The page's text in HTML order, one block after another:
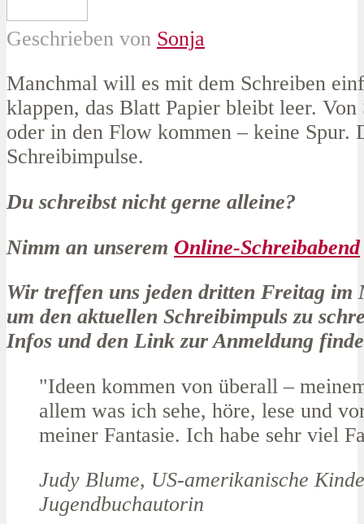
Geschrieben von Sonja
Manchmal will es mit dem Schreiben
klappen, das Blatt Papier bleibt leer. Von
oder in den Flow kommen – keine Spur.
Schreibimpulse.
Du schreibst nicht gerne alleine?
Nimm an unserem Online-Schreibabend
Wir treffen uns jeden dritten Freitag im
um den aktuellen Schreibimpuls zu
Infos und den Link zur Anmeldung
"Ideen kommen von überall –
allem was ich sehe, höre, lese und
meiner Fantasie. Ich habe sehr viel
Judy Blume, US-amerikanische
Jugendbuchautorin